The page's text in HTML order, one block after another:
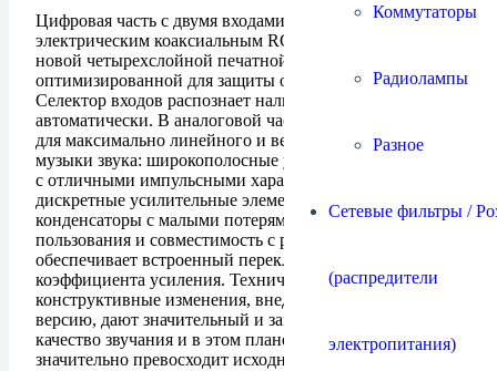
Коммутаторы
Радиолампы
Разное
Сетевые фильтры /
(распредители
электропитания)
Цифровая часть с двумя входами (оптическим Toslink и
электрическим коаксиальным RCA) расположена на
новой четырехслойной печатной плате,
оптимизированной для защиты от радиопомех.
Селектор входов распознает наличие сигнала
автоматически. В аналоговой части схемы сделано все
для максимально линейного и верного источнику
музыки звука: широкополосные усилительные каскады
с отличными импульсными характеристиками,
дискретные усилительные элементы, слюдяные
конденсаторы с малыми потерями. Удобство
пользования и совместимость с разными наушниками
обеспечивает встроенный переключатель
коэффициента усиления. Технические и
конструктивные изменения, внедренные в новую
версию, дают значительный и заметный вклад в
качество звучания и в этом плане новая версия
значительно превосходит исходную.